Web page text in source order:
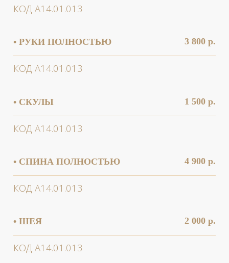
Нажимая на кнопку, Вы соглашаетесь с
персональных данных
+7
Проконсультироваться